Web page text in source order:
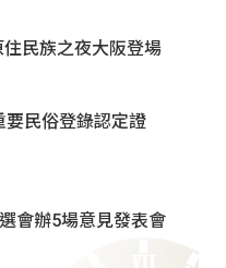
民族之夜大阪登場
民俗登錄認定證
會辦5場意見發表會